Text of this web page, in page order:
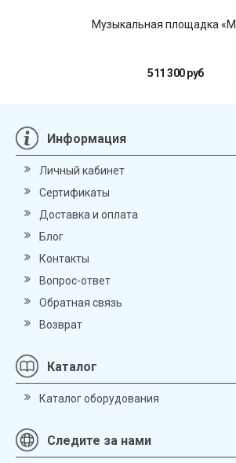
Музыкальная площадка
511 300 руб
Информация
Личный кабинет
Сертификаты
Доставка и оплата
Блог
Контакты
Вопрос-ответ
Обратная связь
Возврат
Каталог
Каталог оборудования
Следите за нами